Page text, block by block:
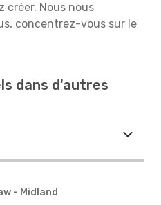
créer. Nous nous
concentrez-vous sur le
dans d'autres
- Midland